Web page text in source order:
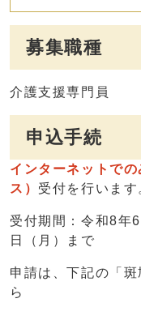
募集職種
介護支援専門員
申込手続
インターネットで
ス） 受付を行います
受付期間：令和8年
日（月）まで
申請は、下記の「
ら